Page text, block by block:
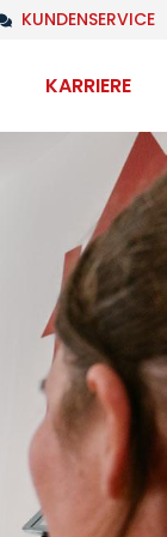
KUNDENSERVICE
KARRIERE